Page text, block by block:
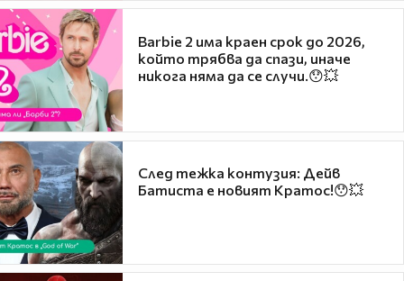
Barbie 2 има краен срок до 2026,
който трябва да спази, иначе
никога няма да се случи.😯💥
След тежка контузия: Дейв
Батиста е новият Кратос!😯💥